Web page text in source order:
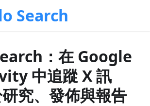
Search
：在 Google
中追蹤 X 訊
究、發佈與報告